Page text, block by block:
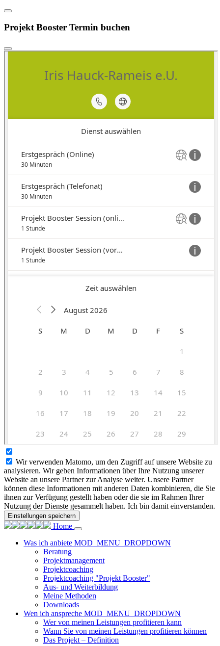
Projekt Booster Termin buchen
Wir verwenden Matomo, um den Zugriff auf unsere Website zu
analysieren. Wir geben Informationen über Ihre Nutzung unserer
Website an unsere Partner zur Analyse weiter. Unsere Partner
können diese Informationen mit anderen Daten kombinieren, die Sie
ihnen zur Verfügung gestellt haben oder die sie im Rahmen Ihrer
Nutzung der Dienste gesammelt haben. Ich bin damit einverstanden.
Einstellungen speichern
Home
Was ich anbiete MOD_MENU_DROPDOWN
Beratung
Projektmanagement
Projektcoaching
Projektcoaching "Projekt Booster"
Aus- und Weiterbildung
Meine Methoden
Downloads
Wen ich anspreche MOD_MENU_DROPDOWN
Wer von meinen Leistungen profitieren kann
Wann Sie von meinen Leistungen profitieren können
Das Projekt – Definition